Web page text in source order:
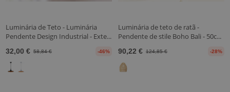
Luminária de Teto - Luminária
Pendente Design Industrial - Exte...
32,00 € 58,84 € -46%
Luminária de teto de ratã -
Pendente de stile Boho Bali - 50c...
90,22 € 124,85 € -28%